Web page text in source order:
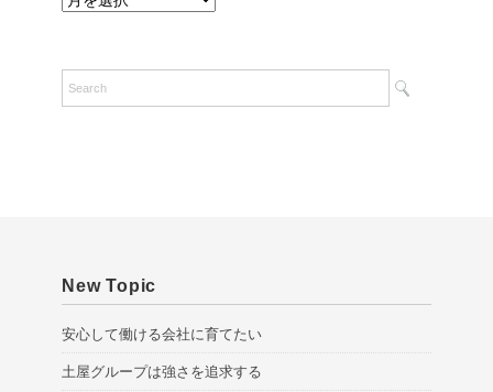
New Topic
安心して働ける会社に育てたい
土屋グループは強さを追求する